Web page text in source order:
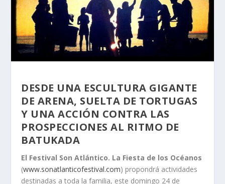
DESDE UNA ESCULTURA GIGANTE
DE ARENA, SUELTA DE TORTUGAS
Y UNA ACCIÓN CONTRA LAS
PROSPECCIONES AL RITMO DE
BATUKADA
El Festival Son Atlántico. La Fiesta de los Océanos
(www.sonatlanticofestival.com) propondrá actividades
destinadas a toda la familia, este domingo 24 de